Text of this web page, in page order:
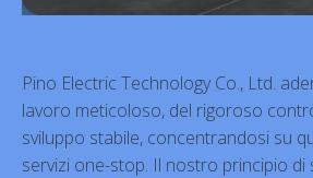
Pino Electric Technology Co., Ltd.
lavoro meticoloso, del rigoroso
sviluppo stabile, concentrandosi su
servizi one-stop. Il nostro principio di